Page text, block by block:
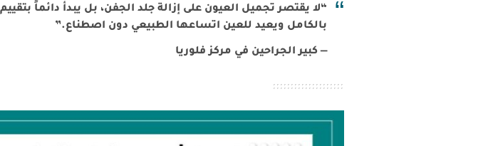
“لا يقتصر تجميل العيون على إزالة جلد الجفن، بل يبدأ دائماً
بالكامل ويعيد للعين اتساعها الطبيعي دون اصطناع.”
— كبير الجراحين في مركز فلوريا